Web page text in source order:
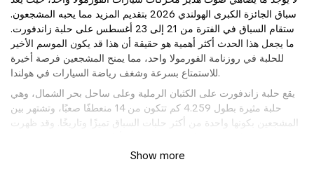
سباق الجائزة الكبرى الهولندي 2026 بتقديم المزيد مما يحبه المشجعون.
ستقام السباق في الفترة من 21 إلى 23 أغسطس على حلبة زاندفورت.
ما يجعل هذا الحدث أكثر أهمية هو حقيقة أن هذا قد يكون الموسم الأخير
للحلبة في روزنامة الفورمولا واحد، مما يمنح المشجعين فرصة أخيرة
للاستمتاع بسرعة وشغف رياضة السيارات في هولندا.
يقع حلبة زاندفورت على الكثبان الرملية وعلى ساحل بحر الشمال، وهي
حلبة مثيرة بطول 4.259 كم تتكون من 14 منعطفًا صعبًا، وتشتهر بين
المشجعين بكونها واحدة من أكثر حلبات السباق تميزًا وتاريخًا. وقد ظهرت
خلال عطلة نهاية الأسبوع المليئة بالإثارة، سيستمتع المشجعون ليس فقط
Show more